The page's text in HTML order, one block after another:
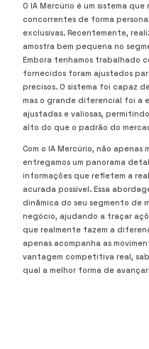
O IA Mercúrio é um sistema
concorrentes de forma
exclusivas. Recentemente,
amostra bem pequena no
Embora tenhamos trabalhado
fornecidos foram ajustados
precisos. O sistema foi capaz
mas o grande diferencial foi a
ajustadas e valiosas,
alto do que o padrão do
Com o IA Mercúrio, não apenas
entregamos um panorama
informações que refletem a
acurada possível. Essa
dinâmica do seu segmento de
negócio, ajudando a traçar
que realmente fazem a
apenas acompanha as
vantagem competitiva real,
qual a melhor forma de